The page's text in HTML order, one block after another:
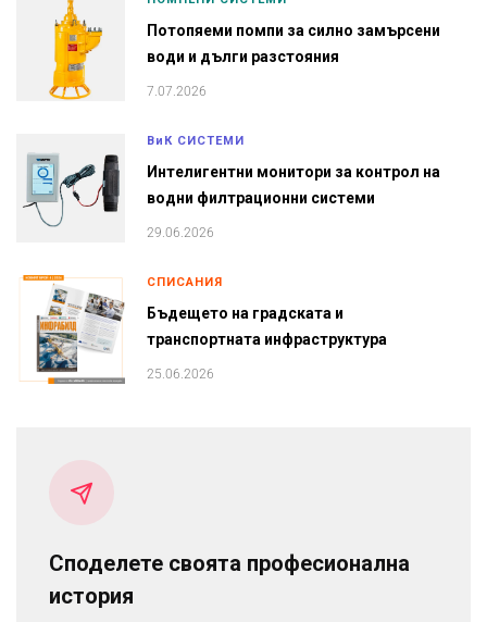
Потопяеми помпи за силно замърсени
води и дълги разстояния
7.07.2026
ВиК СИСТЕМИ
Интелигентни монитори за контрол на
водни филтрационни системи
29.06.2026
СПИСАНИЯ
Бъдещето на градската и
транспортната инфраструктура
25.06.2026
Споделете своята професионална
история